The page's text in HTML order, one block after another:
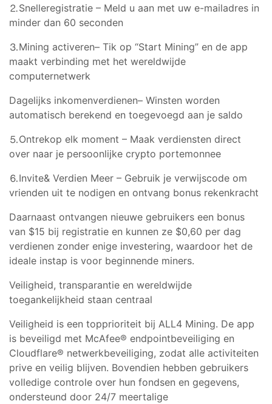
⒉Snelleregistratie – Meld u aan met uw e-mailadres in
minder dan 60 seconden
⒊Mining activeren– Tik op “Start Mining” en de app
maakt verbinding met het wereldwijde
computernetwerk
Dagelijks inkomenverdienen– Winsten worden
automatisch berekend en toegevoegd aan je saldo
⒌Ontrekop elk moment – Maak verdiensten direct
over naar je persoonlijke crypto portemonnee
⒍Invite& Verdien Meer – Gebruik je verwijscode om
vrienden uit te nodigen en ontvang bonus rekenkracht
Daarnaast ontvangen nieuwe gebruikers een bonus
van $15 bij registratie en kunnen ze $0,60 per dag
verdienen zonder enige investering, waardoor het de
ideale instap is voor beginnende miners.
Veiligheid, transparantie en wereldwijde
toegankelijkheid staan centraal
Veiligheid is een topprioriteit bij ALL4 Mining. De app
is beveiligd met McAfee® endpointbeveiliging en
Cloudflare® netwerkbeveiliging, zodat alle activiteiten
prive en veilig blijven. Bovendien hebben gebruikers
volledige controle over hun fondsen en gegevens,
ondersteund door 24/7 meertalige